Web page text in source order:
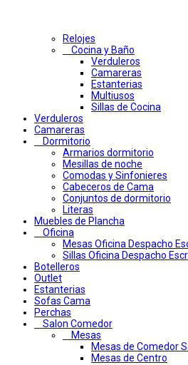
Relojes
Cocina y Baño
Verduleros
Camareras
Estanterias
Multiusos
Sillas de Cocina
Verduleros
Camareras
Dormitorio
Armarios dormitorio
Mesillas de noche
Comodas y Sinfonieres
Cabeceros de Cama
Conjuntos de dormitorio
Literas
Muebles de Plancha
Oficina
Mesas Oficina Despacho
Sillas Oficina Despacho
Botelleros
Outlet
Estanterias
Sofas Cama
Perchas
Salon Comedor
Mesas
Mesas de Comedor
Mesas de Centro